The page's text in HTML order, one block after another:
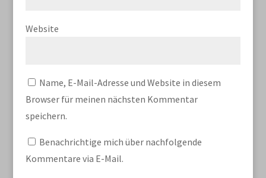
Website
Name, E-Mail-Adresse und Website in diesem
Browser für meinen nächsten Kommentar
speichern.
Benachrichtige mich über nachfolgende
Kommentare via E-Mail.